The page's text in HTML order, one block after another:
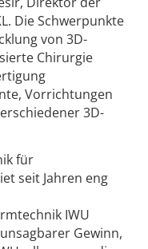
Die Schwerpunkte
von 3D-
Chirurgie
Vorrichtungen
3D-
für
seit Jahren eng
IWU
Gewinn,